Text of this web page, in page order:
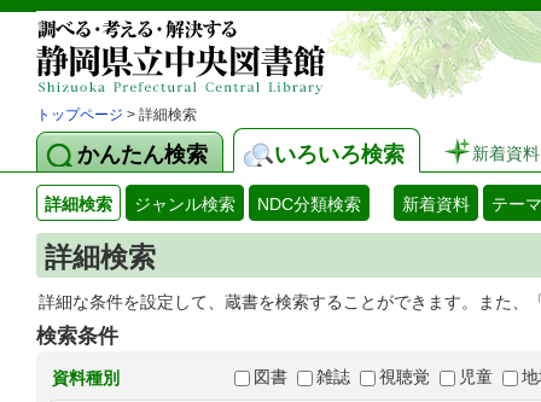
トップページ > 詳細検索
かんたん検索 いろいろ検索 新着資料
詳細検索 ジャンル検索 NDC分類検索 新着資料 テー
詳細検索
詳細な条件を設定して、蔵書を検索することができます。また
検索条件
資料種別 図書 雑誌 視聴覚 児童